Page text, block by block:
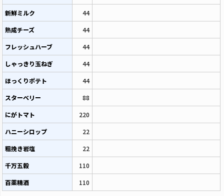
新鮮ミルク
44
熟成チーズ
44
フレッシュハーブ
44
しゃっきり玉ねぎ
44
ほっくりポテト
44
スターベリー
88
にがトマト
220
ハニーシロップ
22
粗挽き岩塩
22
千万五穀
110
百薬精酒
110